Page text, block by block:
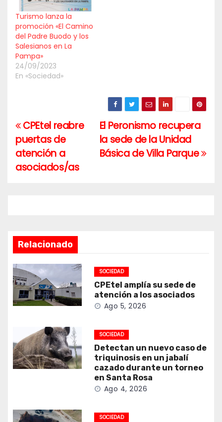
Turismo lanza la
promoción «El Camino
del Padre Buodo y los
Salesianos en La
Pampa»
24/09/2023
En «Sociedad»
Navegación
de
entradas
El Peronismo recupera
la sede de la Unidad
Básica de Villa Parque
CPEtel reabre
puertas de
atención a
asociados/as
Relacionado
SOCIEDAD
CPEtel amplía su sede de
atención a los asociados
Ago 5, 2026
SOCIEDAD
Detectan un nuevo caso de
triquinosis en un jabalí
cazado durante un torneo
en Santa Rosa
Ago 4, 2026
SOCIEDAD